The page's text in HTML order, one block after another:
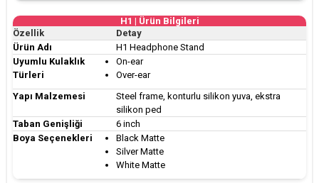
H1 | Ürün Bilgileri
Özellik
Detay
Ürün Adı
H1 Headphone Stand
Uyumlu Kulaklık
Türleri
On-ear
Over-ear
Yapı Malzemesi
Steel frame, konturlu silikon yuva, ekstra
silikon ped
Taban Genişliği
6 inch
Boya Seçenekleri
Black Matte
Silver Matte
White Matte